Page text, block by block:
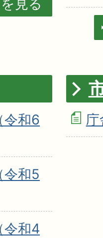
見る
令和6
令和5
令和4